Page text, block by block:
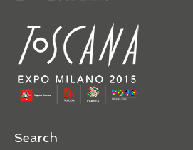
Search